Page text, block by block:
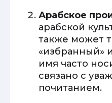
Арабское
арабской
также может
«избранный»
имя часто
связано с
почитанием.